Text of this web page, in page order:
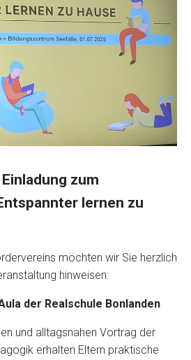
zum
lernen zu
möchten wir Sie herzlich
hinweisen:
der Realschule Bonlanden
und alltagsnahen Vortrag der
erhalten Eltern praktische